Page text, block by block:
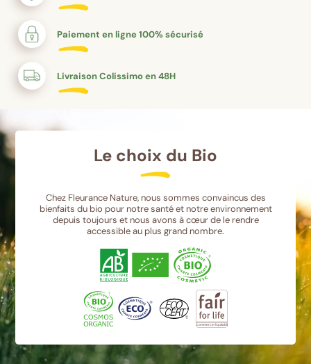
Paiement en ligne 100% sécurisé
Livraison Colissimo en 48H
Le choix du Bio
Chez Fleurance Nature, nous sommes convaincus des
bienfaits du bio pour notre santé et notre environnement
depuis toujours et nous avons à cœur de le rendre
accessible au plus grand nombre.